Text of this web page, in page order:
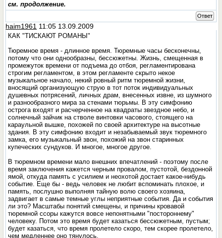
см. продолжение.
Ответ
haim1961 11:05 13.09.2009
КАК "ТИСКАЮТ РОМАНЫ"
Тюремное время - длинное время. Тюремные часы бесконечны,
потому что они однообразны, бессюжетны. Жизнь, смещенная в
промежуток времени от подъема до отбоя, регламентирована
строгим регламентом, в этом регламенте скрыто некое
музыкальное начало, некий ровный ритм тюремной жизни,
вносящий организующую струю в тот поток индивидуальных
душевных потрясений, личных драм, внесенных извне, из шумного
и разнообразного мира за стенами тюрьмы. В эту симфонию
острога входят и расчерченное на квадраты звездное небо, и
солнечный зайчик на стволе винтовки часового, стоящего на
караульной вышке, похожей по своей архитектуре на высотные
здания. В эту симфонию входит и незабываемый звук тюремного
замка, его музыкальный звон, похожий на звон старинных
купеческих сундуков. И многое, многое другое.
В тюремном времени мало внешних впечатлений - поэтому после
время заключения кажется черным провалом, пустотой, бездонной
ямой, откуда память с усилием и неохотой достает какое-нибудь
событие. Еще бы - ведь человек не любит вспоминать плохое, и
память, послушно выполняя тайную волю своего хозяина,
задвигает в самые темные углы неприятные события. Да и события
ли это? Масштабы понятий смещены, и причины кровавой
тюремной ссоры кажутся вовсе непонятными "постороннему"
человеку. Потом это время будет казаться бессюжетным, пустым;
будет казаться, что время пролетело скоро, тем скорее пролетело,
чем медленнее оно тянулось.